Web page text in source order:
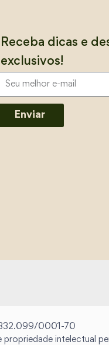
Receba dicas e
exclusivos!
Enviar
0001-70
intelectual